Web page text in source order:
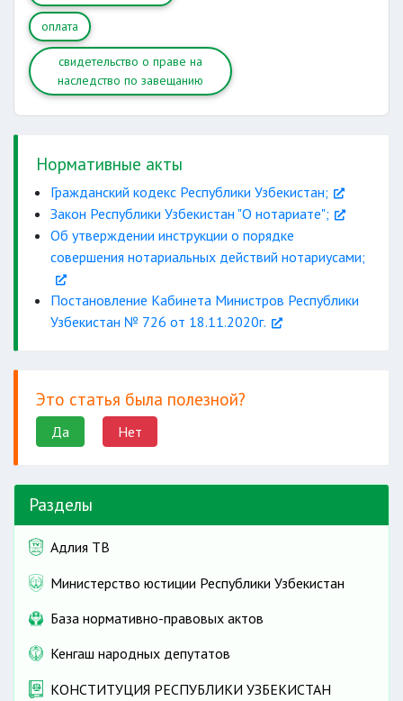
смерти наследника
постоянном месте
представителя
Подробно
оплата
свидетельство о праве на
наследство по завещанию
Нормативные акты
Гражданский кодекс Республики Узбекистан;
Закон Республики Узбекистан "О нотариате";
Об утверждении инструкции о порядке
совершения нотариальных действий нотариусами;
Постановление Кабинета Министров Республики
Узбекистан № 726 от 18.11.2020г.
Это статья была полезной?
Да Нет
Разделы
Адлия ТВ
Министерство юстиции Республики Узбекистан
База нормативно-правовых актов
Кенгаш народных депутатов
КОНСТИТУЦИЯ РЕСПУБЛИКИ УЗБЕКИСТАН